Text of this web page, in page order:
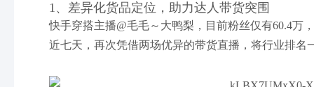
1、差异化货品定位，助力达人带货突围
快手穿搭主播@毛毛～大鸭梨，目前粉丝仅有60.4万
近七天，再次凭借两场优异的带货直播，将行业排名